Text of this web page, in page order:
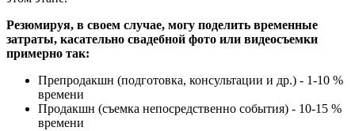
Резюмируя, в своем случае, могу поделить временные
затраты, касательно свадебной фото или видеосъемки
примерно так:
Препродакшн (подготовка, консультации и др.) - 1-10 %
времени
Продакшн (съемка непосредственно события) - 10-15 %
времени